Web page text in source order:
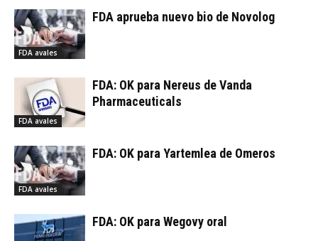
FDA avales
FDA aprueba nuevo bio de Novolog
FDA avales
FDA: OK para Nereus de Vanda
Pharmaceuticals
FDA avales
FDA: OK para Yartemlea de Omeros
FDA: OK para Wegovy oral